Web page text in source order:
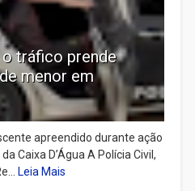
tráfico prende
menor em
apreendido durante ação
Caixa D’Água A Polícia Civil,
Leia Mais